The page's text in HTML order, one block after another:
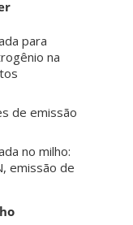
para
na
de emissão
no milho:
emissão de